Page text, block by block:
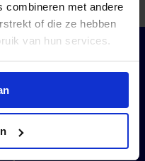
combineren met andere
of die ze hebben
van hun services.
221
00 80